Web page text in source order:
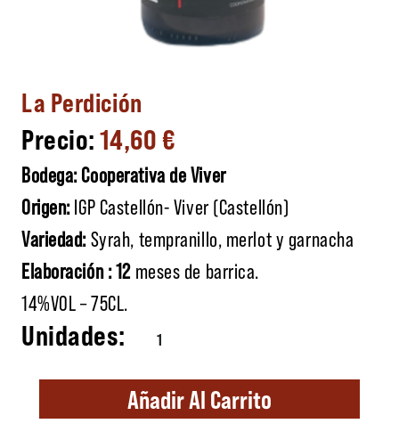
La Perdición
14,60€
Bodega: Cooperativa de Viver
Origen:IGP Castellón- Viver (Castellón)
Variedad:Syrah, tempranillo, merlot y garnacha
Elaboración : 12meses de barrica.
14%VOL – 75CL.
La Perdición cantidad
Añadir Al Carrito